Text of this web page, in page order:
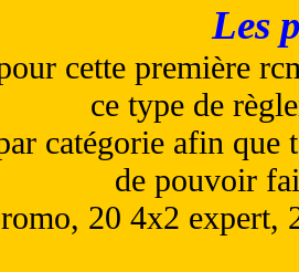
Les
cette première
ce type de
catégorie afin que
de pouvoir
20 4x2 expert,